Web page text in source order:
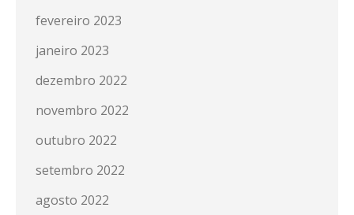
fevereiro 2023
janeiro 2023
dezembro 2022
novembro 2022
outubro 2022
setembro 2022
agosto 2022